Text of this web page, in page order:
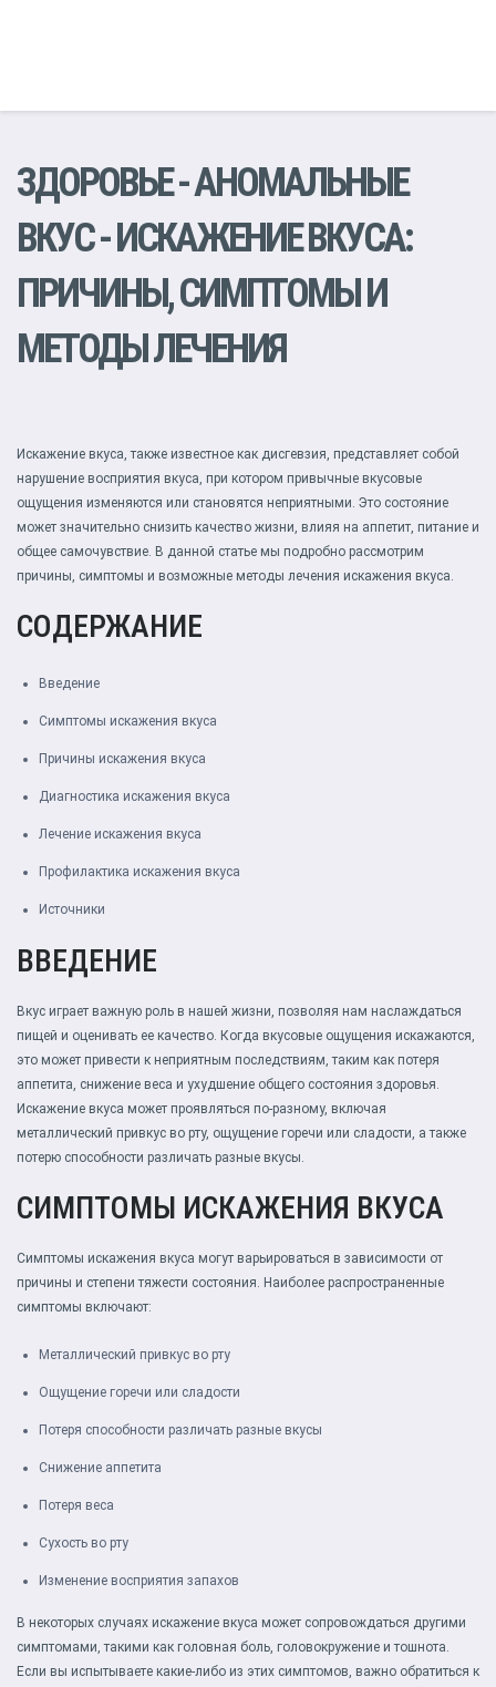
ЗДОРОВЬЕ-АНОМАЛЬНЫЕ
ВКУС- ИСКАЖЕНИЕ ВКУСА:
ПРИЧИНЫ, СИМПТОМЫ И
МЕТОДЫ ЛЕЧЕНИЯ
Искажение вкуса, также известное как дисгевзия, представляет собой
нарушение восприятия вкуса, при котором привычные вкусовые
ощущения изменяются или становятся неприятными. Это состояние
может значительно снизить качество жизни, влияя на аппетит, питание и
общее самочувствие. В данной статье мы подробно рассмотрим
причины, симптомы и возможные методы лечения искажения вкуса.
СОДЕРЖАНИЕ
Введение
Симптомы искажения вкуса
Причины искажения вкуса
Диагностика искажения вкуса
Лечение искажения вкуса
Профилактика искажения вкуса
Источники
ВВЕДЕНИЕ
Вкус играет важную роль в нашей жизни, позволяя нам наслаждаться
пищей и оценивать ее качество. Когда вкусовые ощущения искажаются,
это может привести к неприятным последствиям, таким как потеря
аппетита, снижение веса и ухудшение общего состояния здоровья.
Искажение вкуса может проявляться по-разному, включая
металлический привкус во рту, ощущение горечи или сладости, а также
потерю способности различать разные вкусы.
СИМПТОМЫ ИСКАЖЕНИЯ ВКУСА
Симптомы искажения вкуса могут варьироваться в зависимости от
причины и степени тяжести состояния. Наиболее распространенные
симптомы включают:
Металлический привкус во рту
Ощущение горечи или сладости
Потеря способности различать разные вкусы
Снижение аппетита
Потеря веса
Сухость во рту
Изменение восприятия запахов
В некоторых случаях искажение вкуса может сопровождаться другими
симптомами, такими как головная боль, головокружение и тошнота.
Если вы испытываете какие-либо из этих симптомов, важно обратиться к